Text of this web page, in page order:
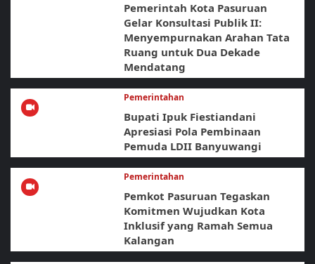
Pemerintah Kota Pasuruan
Gelar Konsultasi Publik II:
Menyempurnakan Arahan Tata
Ruang untuk Dua Dekade
Mendatang
Pemerintahan
Bupati Ipuk Fiestiandani
Apresiasi Pola Pembinaan
Pemuda LDII Banyuwangi
Pemerintahan
Pemkot Pasuruan Tegaskan
Komitmen Wujudkan Kota
Inklusif yang Ramah Semua
Kalangan